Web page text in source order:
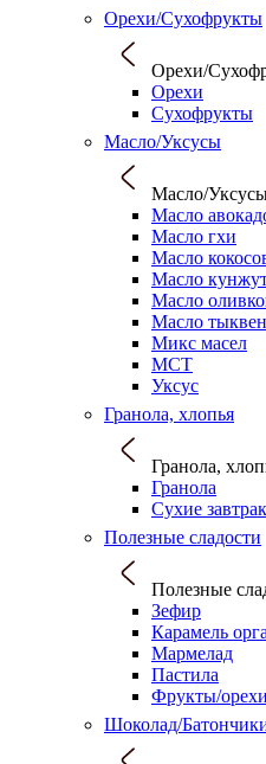
Орехи/Сухофрукты
Орехи/
Орехи
Сухофрукты
Масло/Уксусы
Масло/
Масло
Масло гхи
Масло
Масло
Масло
Масло
Микс масел
МСТ
Уксус
Гранола, хлопья
Гранола,
Гранола
Сухие
Полезные сладости
Полезные
Зефир
Карамель
Мармелад
Пастила
Фрукты/
Шоколад/